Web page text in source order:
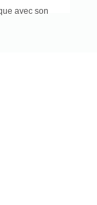
avec son